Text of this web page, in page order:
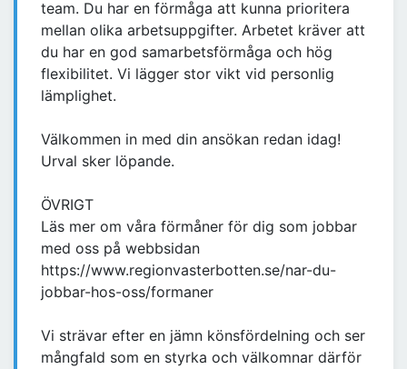
team. Du har en förmåga att kunna prioritera
mellan olika arbetsuppgifter. Arbetet kräver att
du har en god samarbetsförmåga och hög
flexibilitet. Vi lägger stor vikt vid personlig
lämplighet.
Välkommen in med din ansökan redan idag!
Urval sker löpande.
ÖVRIGT
Läs mer om våra förmåner för dig som jobbar
med oss på webbsidan
https://www.regionvasterbotten.se/nar-du-
jobbar-hos-oss/formaner
Vi strävar efter en jämn könsfördelning och ser
mångfald som en styrka och välkomnar därför